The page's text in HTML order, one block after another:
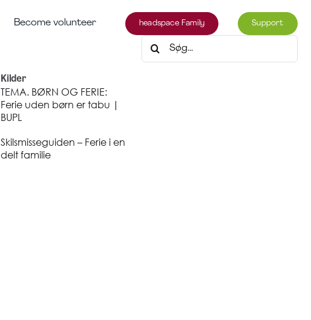
Become volunteer headspace Family Support
Søg
efter:
Kilder
TEMA. BØRN OG FERIE:
Ferie uden børn er tabu |
BUPL
Skilsmisseguiden – Ferie i en
delt familie